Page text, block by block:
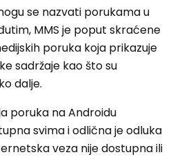
se nazvati porukama u
MMS je poput skraćene
poruka koja prikazuje
sadržaje kao što su
dalje.
poruka na Androidu
svima i odlična je odluka
veza nije dostupna ili